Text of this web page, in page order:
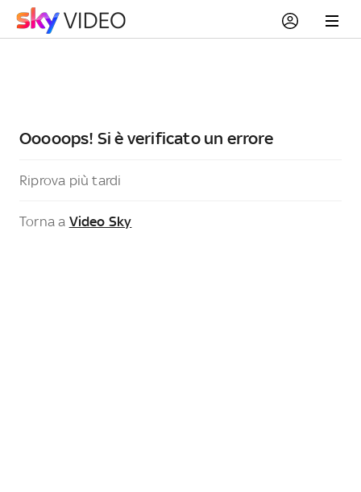
Ooooops! Si è verificato un errore
Riprova più tardi
Torna a Video Sky